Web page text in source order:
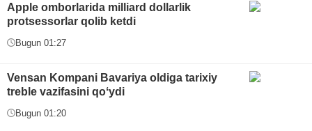
Apple omborlarida milliard dollarlik
protsessorlar qolib ketdi
Bugun 01:27
Vensan Kompani Bavariya oldiga tarixiy
treble vazifasini qoʻydi
Bugun 01:20